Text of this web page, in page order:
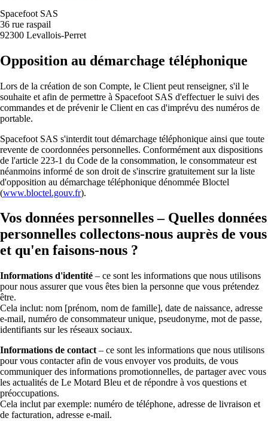
Spacefoot SAS
36 rue raspail
92300 Levallois-Perret
Opposition au démarchage téléphonique
Lors de la création de son Compte, le Client peut renseigner, s'il le
souhaite et afin de permettre à Spacefoot SAS d'effectuer le suivi des
commandes et de prévenir le Client en cas d'imprévu des numéros de
portable.
Spacefoot SAS s'interdit tout démarchage téléphonique ainsi que toute
revente de coordonnées personnelles. Conformément aux dispositions
de l'article 223-1 du Code de la consommation, le consommateur est
néanmoins informé de son droit de s'inscrire gratuitement sur la liste
d'opposition au démarchage téléphonique dénommée Bloctel
(www.bloctel.gouv.fr).
Vos données personnelles – Quelles données
personnelles collectons-nous auprès de vous
et qu'en faisons-nous ?
Informations d'identité – ce sont les informations que nous utilisons
pour nous assurer que vous êtes bien la personne que vous prétendez
être.
Cela inclut: nom [prénom, nom de famille], date de naissance, adresse
e-mail, numéro de consommateur unique, pseudonyme, mot de passe,
identifiants sur les réseaux sociaux.
Informations de contact – ce sont les informations que nous utilisons
pour vous contacter afin de vous envoyer vos produits, de vous
communiquer des informations promotionnelles, de partager avec vous
les actualités de Le Motard Bleu et de répondre à vos questions et
préoccupations.
Cela inclut par exemple: numéro de téléphone, adresse de livraison et
de facturation, adresse e-mail.